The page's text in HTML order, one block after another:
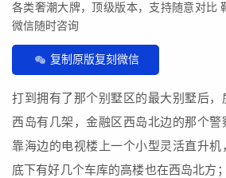
各类奢潮大牌，顶级版本，支持随意对比
微信随时咨询
复制原版复刻微信
打到拥有了那个别墅区的最大别墅后
西岛有几架，金融区西岛北边的那个
靠海边的电视楼上一个小型灵活直升
底下有好几个车库的高楼也在西岛北方